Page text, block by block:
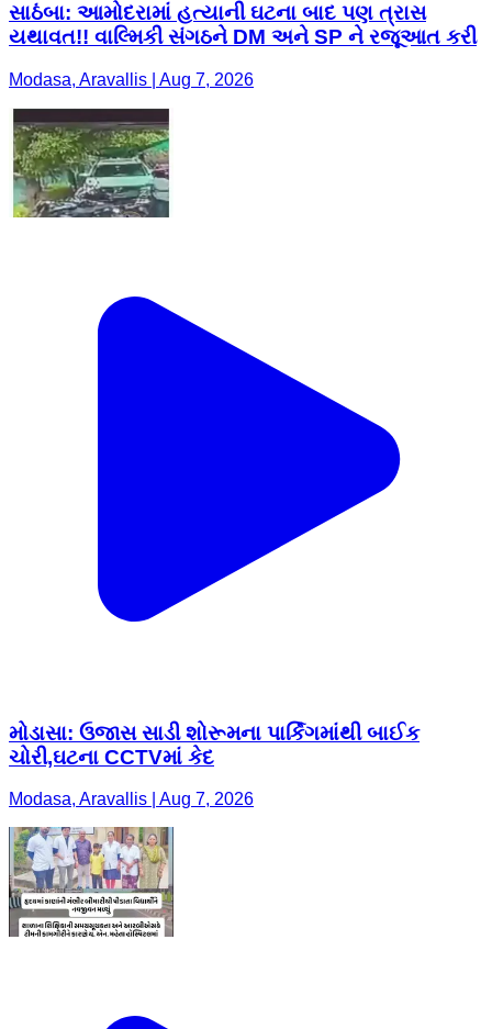
સાઠંબા: આમોદરામાં હત્યાની ઘટના બાદ પણ ત્રાસ
યથાવત!! વાલ્મિકી સંગઠને DM અને SP ને રજૂઆત કરી
Modasa, Aravallis | Aug 7, 2026
મોડાસા: ઉજાસ સાડી શોરૂમના પાર્કિંગમાંથી બાઈક
ચોરી,ઘટના CCTVમાં કેદ
Modasa, Aravallis | Aug 7, 2026